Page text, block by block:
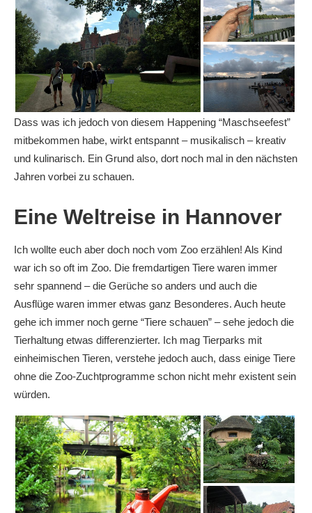
Dass was ich jedoch von diesem Happening “Maschseefest”
mitbekommen habe, wirkt entspannt – musikalisch – kreativ
und kulinarisch. Ein Grund also, dort noch mal in den nächsten
Jahren vorbei zu schauen.
Eine Weltreise in Hannover
Ich wollte euch aber doch noch vom Zoo erzählen! Als Kind
war ich so oft im Zoo. Die fremdartigen Tiere waren immer
sehr spannend – die Gerüche so anders und auch die
Ausflüge waren immer etwas ganz Besonderes. Auch heute
gehe ich immer noch gerne “Tiere schauen” – sehe jedoch die
Tierhaltung etwas differenzierter. Ich mag Tierparks mit
einheimischen Tieren, verstehe jedoch auch, dass einige Tiere
ohne die Zoo-Zuchtprogramme schon nicht mehr existent sein
würden.